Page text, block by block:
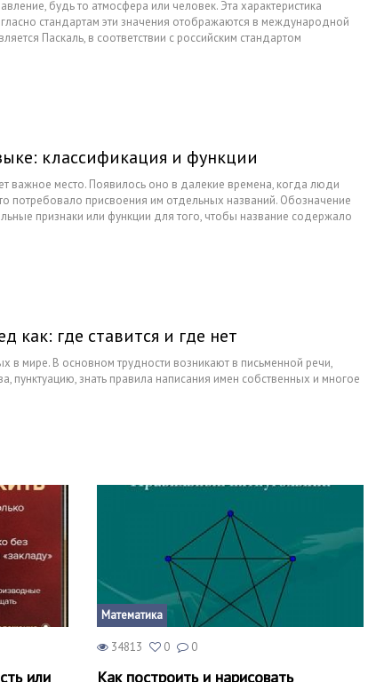
будь то атмосфера или человек. Эта характеристика
стандартам эти значения отображаются в международной
Паскаль, в соответствии с российским стандартом
классификация и функции
важное место. Появилось оно в далекие времена, когда люди
потребовало присвоения им отдельных названий. Обозначение
признаки или функции для того, чтобы название содержало
как: где ставится и где нет
в мире. В основном трудности возникают в письменной речи,
пунктуацию, знать правила написания имен собственных и многое
или
Математика
34813 0 0
Как построить и нарисовать